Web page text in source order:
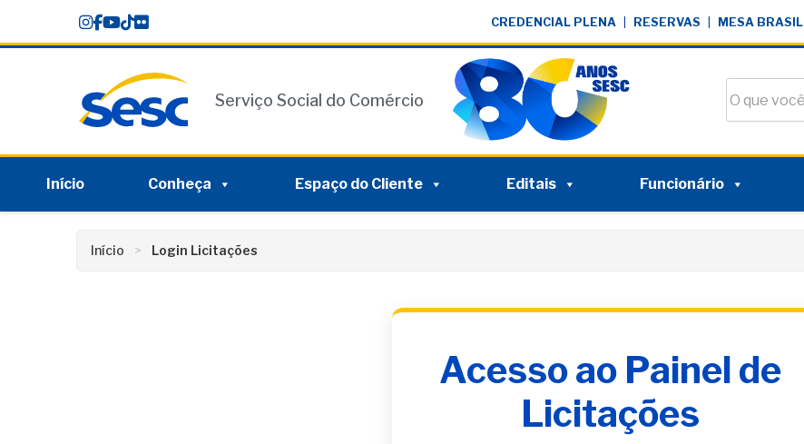
content
CREDENCIAL PLENA RESERVAS MESA BRASIL
Serviço Social do Comércio
Início Conheça Espaço do Cliente Editais Funcionário
Início Login Licitações
Acesso ao Painel de
Licitações